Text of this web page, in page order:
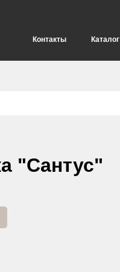
Контакты Каталог
"Сантус"